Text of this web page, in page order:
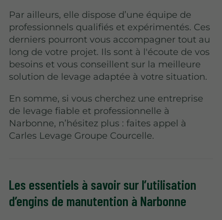
Par ailleurs, elle dispose d’une équipe de
professionnels qualifiés et expérimentés. Ces
derniers pourront vous accompagner tout au
long de votre projet. Ils sont à l'écoute de vos
besoins et vous conseillent sur la meilleure
solution de levage adaptée à votre situation.
En somme, si vous cherchez une entreprise
de levage fiable et professionnelle à
Narbonne, n’hésitez plus : faites appel à
Carles Levage Groupe Courcelle.
Les essentiels à savoir sur l’utilisation
d’engins de manutention à Narbonne